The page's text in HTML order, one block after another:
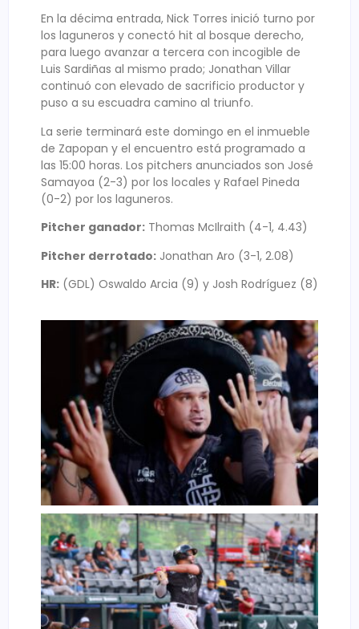
En la décima entrada, Nick Torres inició turno por
los laguneros y conectó hit al bosque derecho,
para luego avanzar a tercera con incogible de
Luis Sardiñas al mismo prado; Jonathan Villar
continuó con elevado de sacrificio productor y
puso a su escuadra camino al triunfo.
La serie terminará este domingo en el inmueble
de Zapopan y el encuentro está programado a
las 15:00 horas. Los pitchers anunciados son José
Samayoa (2-3) por los locales y Rafael Pineda
(0-2) por los laguneros.
Pitcher ganador: Thomas McIlraith (4-1, 4.43)
Pitcher derrotado: Jonathan Aro (3-1, 2.08)
HR: (GDL) Oswaldo Arcia (9) y Josh Rodríguez (8)